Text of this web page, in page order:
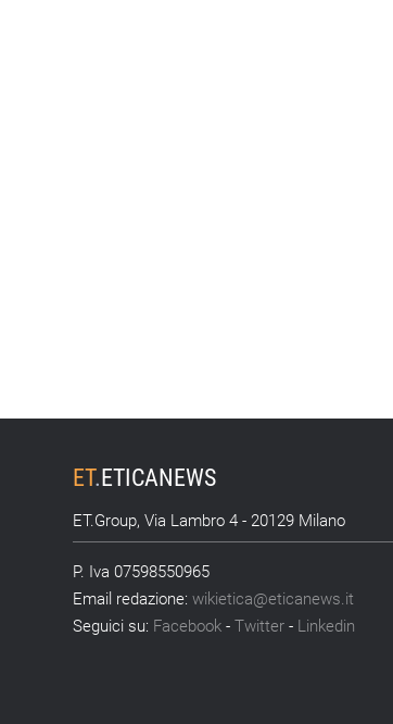
ET.ETICANEWS
ET.Group, Via Lambro 4 - 20129 Milano
P. Iva 07598550965
Email redazione:wikietica@eticanews.it
Seguici su: Facebook -Twitter - Linkedin